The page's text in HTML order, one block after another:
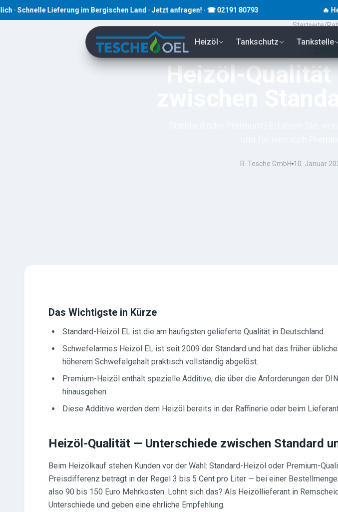
Lieferung im Bergischen Land · Jetzt anfragen! · ☎ 02191 80793 🔥 Heizöl
Heizöl Tankschutz Tankstelle
Startseite/
Heizöl-
R. Tesche GmbH 10. Januar
Das Wichtigste in Kürze
Standard-Heizöl EL ist die am häufigsten gelieferte Qualität in Deutschland.
Schwefelarmes Heizöl EL ist seit 2009 der Standard und hat das früher
höherem Schwefelgehalt praktisch vollständig abgelöst.
Premium-Heizöl enthält spezielle Additive, die über die Anforderungen der
hinausgehen.
Diese Additive werden dem Heizöl bereits in der Raffinerie oder beim
Heizöl-Qualität — Unterschiede zwischen Standard
Beim Heizölkauf stehen Kunden vor der Wahl: Standard-Heizöl oder Premium-
Preisdifferenz beträgt in der Regel 3 bis 5 Cent pro Liter — bei einer
also 90 bis 150 Euro Mehrkosten. Lohnt sich das? Als Heizöllieferant in
Unterschiede und geben eine ehrliche Empfehlung.